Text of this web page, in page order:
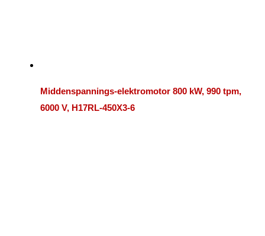
Middenspannings-elektromotor 800 kW, 990 tpm,
6000 V, H17RL-450X3-6